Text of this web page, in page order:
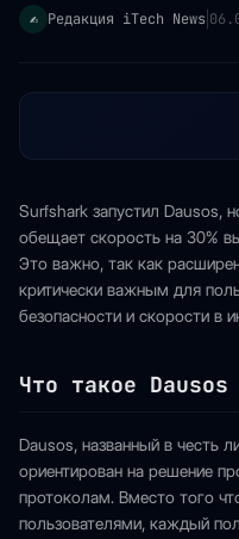
✍️ Редакция iTech News
Surfshark запустил Dausos,
обещает скорость на 30%
Это важно, так как
критически важным для
безопасности и скорости в
Что такое
Dausos, названный в честь
ориентирован на решение
протоколам. Вместо того
пользователями, каждый